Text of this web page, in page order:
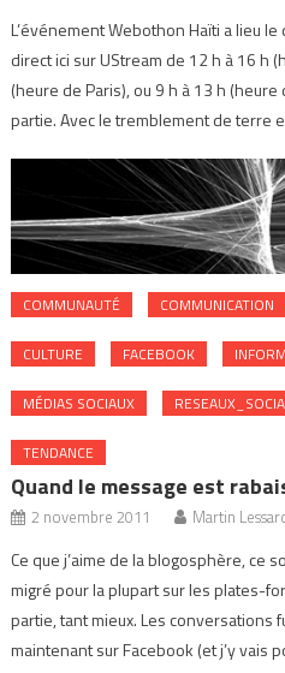
L’événement Webothon Haïti a lieu
direct ici sur UStream de 12 h à 16 h
(heure de Paris), ou 9 h à 13 h (heure
partie. Avec le tremblement de terre
COMMUNAUTÉ COMMUNICATION
CULTURE FACEBOOK
MÉDIAS SOCIAUX
TENDANCE
Quand le message est
2 novembre 2011 Martin
Ce que j’aime de la blogosphère, ce
migré pour la plupart sur les plates-
partie, tant mieux. Les
maintenant sur Facebook (et j’y vais